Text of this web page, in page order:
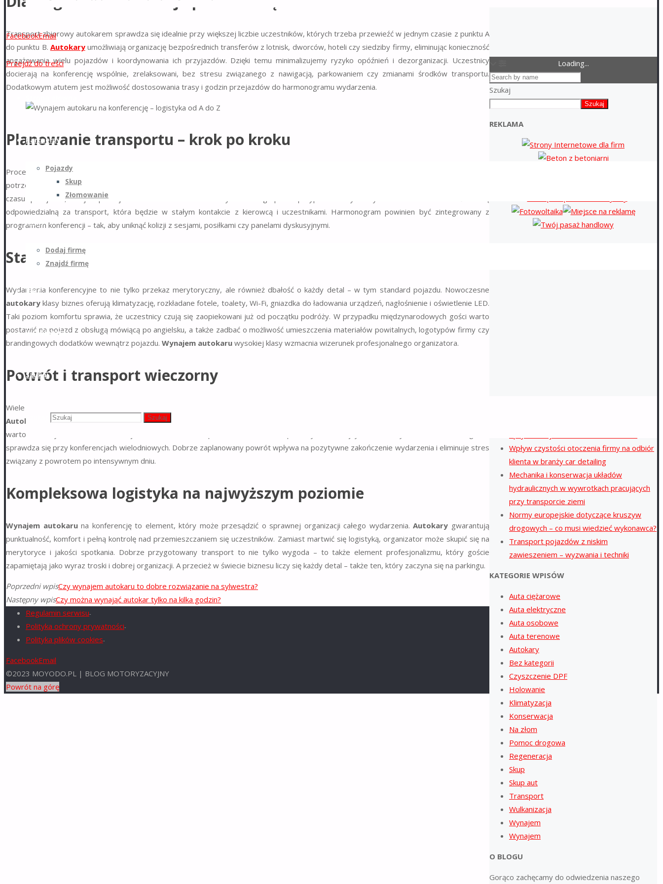
FacebookEmail
Przejdź do treści
Partnerzy
Pojazdy
Skup
Złomowanie
Firmy
Dodaj firmę
Znajdź firmę
Blog
Współpraca
Szukaj
Szukaj
Transport zbiorowy autokarem sprawdza się idealnie przy większej liczbie uczestników, których trzeba przewieźć w jednym czasie z punktu A
do punktu B. Autokaryumożliwiają organizację bezpośrednich transferów z lotnisk, dworców, hoteli czy siedziby firmy, eliminując konieczność
angażowania wielu pojazdów i koordynowania ich przyjazdów. Dzięki temu minimalizujemy ryzyko opóźnień i dezorganizacji. Uczestnicy
docierają na konferencję wspólnie, zrelaksowani, bez stresu związanego z nawigacją, parkowaniem czy zmianami środków transportu.
Dodatkowym atutem jest możliwość dostosowania trasy i godzin przejazdów do harmonogramu wydarzenia.
Planowanie transportu – krok po kroku
Proces wynajmu autokaru
potrzeb można wynająć jeden duży
czasu przejazdu, miejsc postoju oraz kontaktów do koordynatorów grup. W przypadku dużych wydarzeń warto zatrudnić osobę
odpowiedzialną za transport, która będzie w stałym kontakcie z kierowcą i uczestnikami. Harmonogram powinien być zintegrowany z
programem konferencji – tak, aby uniknąć kolizji z sesjami, posiłkami czy panelami dyskusyjnymi.
Standard autokaru a prestiż wydarzenia
Wydarzenia konferencyjne to nie tylko przekaz merytoryczny, ale również dbałość o każdy detal – w tym standard pojazdu. Nowoczesne
autokary klasy biznes oferują klimatyzację, rozkładane fotele, toalety, Wi-Fi, gniazdka do ładowania urządzeń, nagłośnienie i oświetlenie LED.
Taki poziom komfortu sprawia, że uczestnicy czują się zaopiekowani już od początku podróży. W przypadku międzynarodowych gości warto
postawić na pojazd z obsługą mówiącą po angielsku, a także zadbać o możliwość umieszczenia materiałów powitalnych, logotypów firmy czy
brandingowych dodatków wewnątrz pojazdu. Wynajem autokaru wysokiej klasy wzmacnia wizerunek profesjonalnego organizatora.
Powrót i transport wieczorny
Wiele konferencji kończy się wieczornym bankietem lub networkingiem – dlatego organizacja transportu powrotnego również wymaga uwagi.
Autokary
mogą zostać na miejscu i przewieźć uczestników o ustalonej godzinie do hoteli lub punktów zbiorczych, a przy większych grupach
warto rozważyć kilka kursów. Istnieje także możliwość zapewnienia transferów porannych w kolejnych dniach wydarzenia, co szczególnie
sprawdza się przy konferencjach wielodniowych. Dobrze zaplanowany powrót wpływa na pozytywne zakończenie wydarzenia i eliminuje stres
związany z powrotem po intensywnym dniu.
Kompleksowa logistyka na najwyższym poziomie
Wynajem autokaruna konferencję to element, który może przesądzić o sprawnej organizacji całego wydarzenia.Autokary gwarantują
punktualność, komfort i pełną kontrolę nad przemieszczaniem się uczestników. Zamiast martwić się logistyką, organizator może skupić się na
merytoryce i jakości spotkania. Dobrze przygotowany transport to nie tylko wygoda – to także element profesjonalizmu, który goście
zapamiętają jako wyraz troski i dobrej organizacji. A przecież w świecie biznesu liczy się każdy detal – także ten, który zaczyna się na parkingu.
Poprzedni wpisCzy wynajem autokaru to dobre rozwiązanie na sylwestra?
Następny wpisCzy można wynająć autokar tylko na kilka godzin?
Loading...
Szukaj
Szukaj
REKLAMA
Wpływ czystości otoczenia firmy na odbiór
klienta w branży car detailing
Mechanika i konserwacja układów
hydraulicznych w wywrotkach pracujących
przy transporcie ziemi
Normy europejskie dotyczące kruszyw
drogowych – co musi wiedzieć wykonawca?
Transport pojazdów z niskim
zawieszeniem – wyzwania i techniki
KATEGORIE WPISÓW
Auta ciężarowe
Auta elektryczne
Auta osobowe
Auta terenowe
Autokary
Bez kategorii
Czyszczenie DPF
Holowanie
Klimatyzacja
Konserwacja
Na złom
Pomoc drogowa
Regeneracja
Skup
Skup aut
Transport
Wulkanizacja
Wynajem
Wynajem
O BLOGU
Gorąco zachęcamy do odwiedzenia naszego
Regulamin serwisu-
Polityka ochrony prywatności-
Polityka plików cookies-
FacebookEmail
©2023 MOYODO.PL | BLOG MOTORYZACYJNY
Powrót na górę